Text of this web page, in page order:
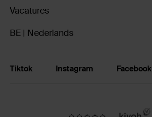
Vacatures
BE | Nederlands
Tiktok Instagram Facebook